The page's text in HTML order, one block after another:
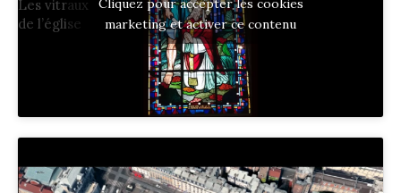
Les vitraux
de l’église
Cliquez pour accepter les cookies
marketing et activer ce contenu